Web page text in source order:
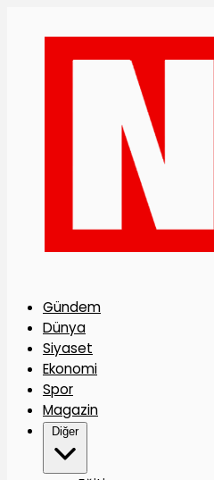
Gündem
Dünya
Siyaset
Ekonomi
Spor
Magazin
Diğer